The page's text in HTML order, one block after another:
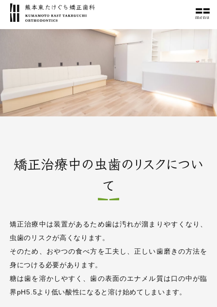
menu
矯正治療中の虫歯のリスクについ
て
矯正治療中は装置があるため歯は汚れが溜まりやすくなり、
虫歯のリスクが高くなります。
そのため、おやつの食べ方を工夫し、正しい歯磨きの方法を
身につける必要があります。
糖は歯を溶かしやすく、歯の表面のエナメル質は口の中が臨
界pH5.5より低い酸性になると溶け始めてしまいます。